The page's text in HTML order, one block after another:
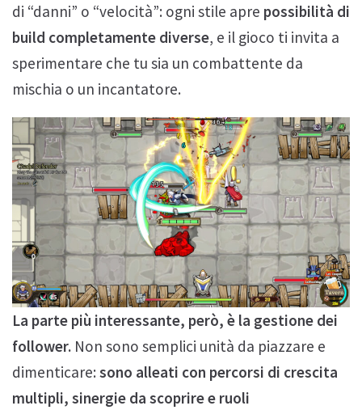
di “danni” o “velocità”: ogni stile apre possibilità di
build completamente diverse, e il gioco ti invita a
sperimentare che tu sia un combattente da
mischia o un incantatore.
La parte più interessante, però, è la gestione dei
follower. Non sono semplici unità da piazzare e
dimenticare: sono alleati con percorsi di crescita
multipli, sinergie da scoprire e ruoli